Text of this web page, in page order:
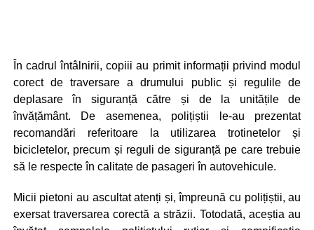
În cadrul întâlnirii, copiii au primit informații privind modul
corect de traversare a drumului public și regulile de
deplasare în siguranță către și de la unitățile de
învățământ. De asemenea, polițiștii le-au prezentat
recomandări referitoare la utilizarea trotinetelor și
bicicletelor, precum și reguli de siguranță pe care trebuie
să le respecte în calitate de pasageri în autovehicule.
Micii pietoni au ascultat atenți și, împreună cu polițiștii, au
exersat traversarea corectă a străzii. Totodată, aceștia au